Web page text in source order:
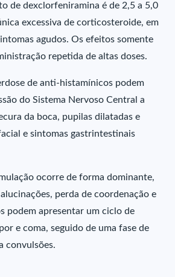
de dexclorfeniramina é de 2,5 a 5,0
excessiva de corticosteroide, em
agudos. Os efeitos somente
repetida de altas doses.
de anti-histamínicos podem
do Sistema Nervoso Central a
da boca, pupilas dilatadas e
e sintomas gastrintestinais
ocorre de forma dominante,
perda de coordenação e
podem apresentar um ciclo de
e coma, seguido de uma fase de
convulsões.